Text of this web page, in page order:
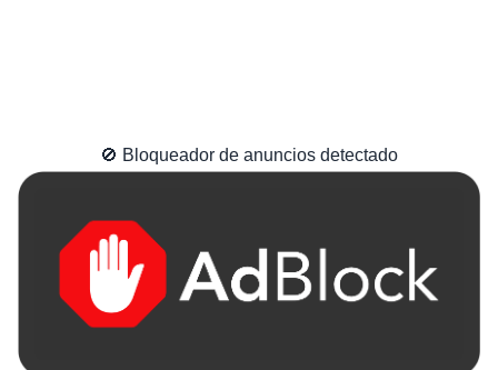
🚫 Bloqueador de anuncios detectado